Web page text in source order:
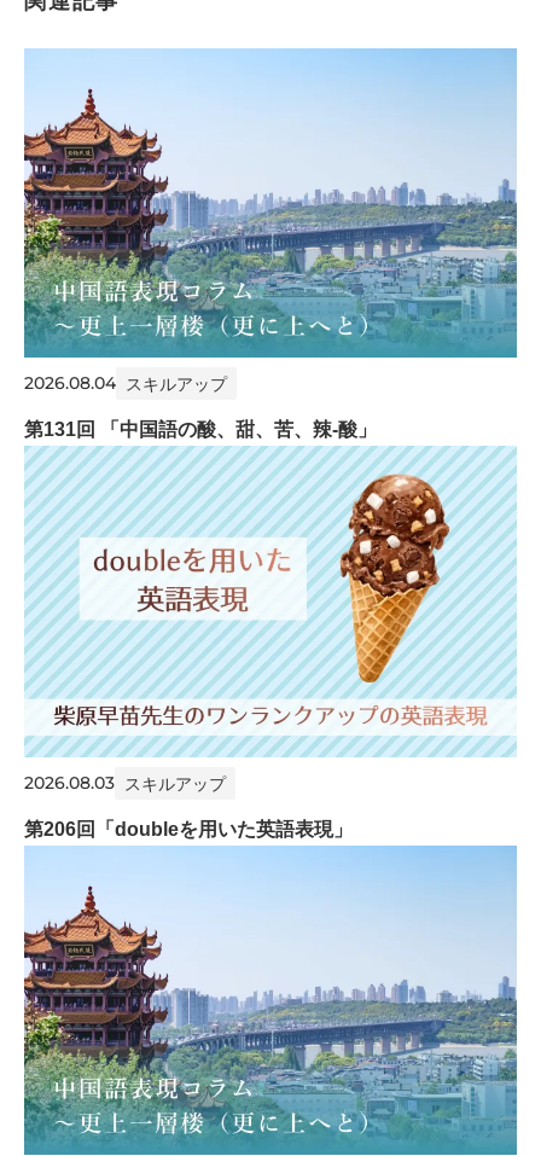
2026.08.04 スキルアップ
第131回 「中国語の酸、甜、苦、辣-酸」
2026.08.03 スキルアップ
第206回「doubleを用いた英語表現」